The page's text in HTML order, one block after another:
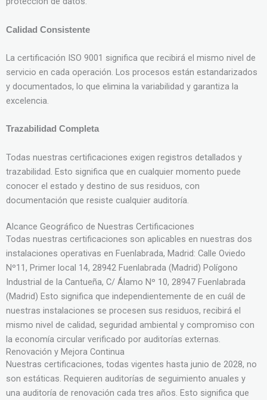
Calidad Consistente
La certificación ISO 9001 significa que recibirá el mismo nivel de
servicio en cada operación. Los procesos están estandarizados
y documentados, lo que elimina la variabilidad y garantiza la
excelencia.
Trazabilidad Completa
Todas nuestras certificaciones exigen registros detallados y
trazabilidad. Esto significa que en cualquier momento puede
conocer el estado y destino de sus residuos, con
documentación que resiste cualquier auditoría.
Alcance Geográfico de Nuestras Certificaciones
Todas nuestras certificaciones son aplicables en nuestras dos
instalaciones operativas en Fuenlabrada, Madrid: Calle Oviedo
Nº11, Primer local 14, 28942 Fuenlabrada (Madrid) Polígono
Industrial de la Cantueña, C/ Álamo Nº 10, 28947 Fuenlabrada
(Madrid) Esto significa que independientemente de en cuál de
nuestras instalaciones se procesen sus residuos, recibirá el
mismo nivel de calidad, seguridad ambiental y compromiso con
la economía circular verificado por auditorías externas.
Renovación y Mejora Continua
Nuestras certificaciones, todas vigentes hasta junio de 2028, no
son estáticas. Requieren auditorías de seguimiento anuales y
una auditoría de renovación cada tres años. Esto significa que